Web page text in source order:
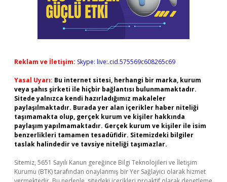
Reklam ve İletişim: Skype: live:.cid.575569c608265c69
Yasal Uyarı: Bu internet sitesi, herhangi bir marka, kurum
veya şahıs şirketi ile hiçbir bağlantısı bulunmamaktadır.
Sitede yalnızca kendi hazırladığımız makaleler
paylaşılmaktadır. Burada yer alan içerikler haber niteliği
taşımamakta olup, gerçek kurum ve kişiler hakkında
paylaşım yapılmamaktadır. Gerçek kurum ve kişiler ile isim
benzerlikleri tamamen tesadüfidir. Sitemizdeki bilgiler
taslak halindedir ve tavsiye niteliği taşımazlar.
Sitemiz, 5651 Sayılı Kanun gereğince Bilgi Teknolojileri ve İletişim
Kurumu (BTK) tarafından onaylanmış bir Yer Sağlayıcı olarak hizmet